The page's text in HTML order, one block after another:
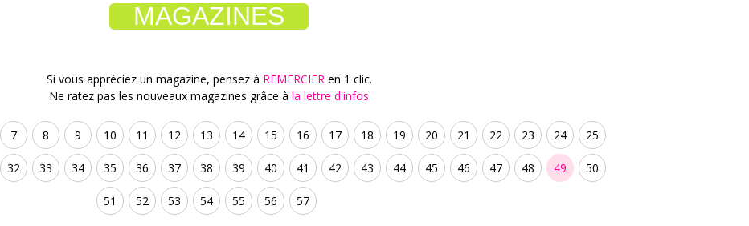
MAGAZINES
Si vous appréciez un magazine, pensez à REMERCIER en 1 clic.
Ne ratez pas les nouveaux magazines grâce à la lettre d'infos
7 8 9 10 11 12 13 14 15 16 17 18 19 20 21 22 23 24 25
32 33 34 35 36 37 38 39 40 41 42 43 44 45 46 47 48 49 50
51 52 53 54 55 56 57